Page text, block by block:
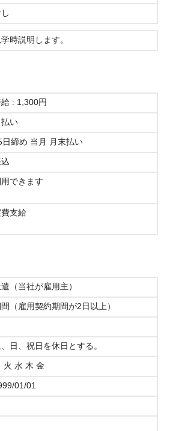
学時説明します。
: 1,300円
払い
日締め 当月 月末払い
できます
支給
（当社が雇用主）
（雇用契約期間が2日以上）
日、祝日を休日とする。
火 水 木 金
01/01